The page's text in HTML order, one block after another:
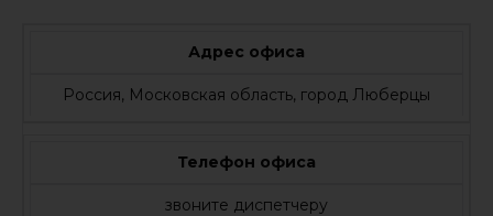
Адрес офиса
Россия, Московская область, город Люберцы
Телефон офиса
звоните диспетчеру